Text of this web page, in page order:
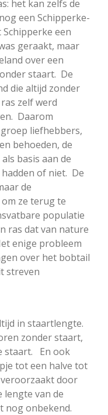
het kan zelfs de
een Schipperke-
een
geraakt, maar
over een
staart. De
die altijd zonder
zelf werd
Daarom
liefhebbers,
behoeden, de
basis aan de
of niet. De
de
ze terug te
populatie
ras dat van nature
enige probleem
over het bobtail
streven
in staartlengte.
zonder staart,
staart. En ook
tot een halve tot
door
lengte van de
nog onbekend.